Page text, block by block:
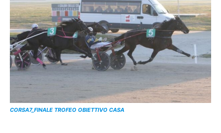
CORSA7_FINALE TROFEO OBIETTIVO CASA